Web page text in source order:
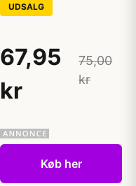
UDSALG
67,95
kr
75,00
kr
Køb her